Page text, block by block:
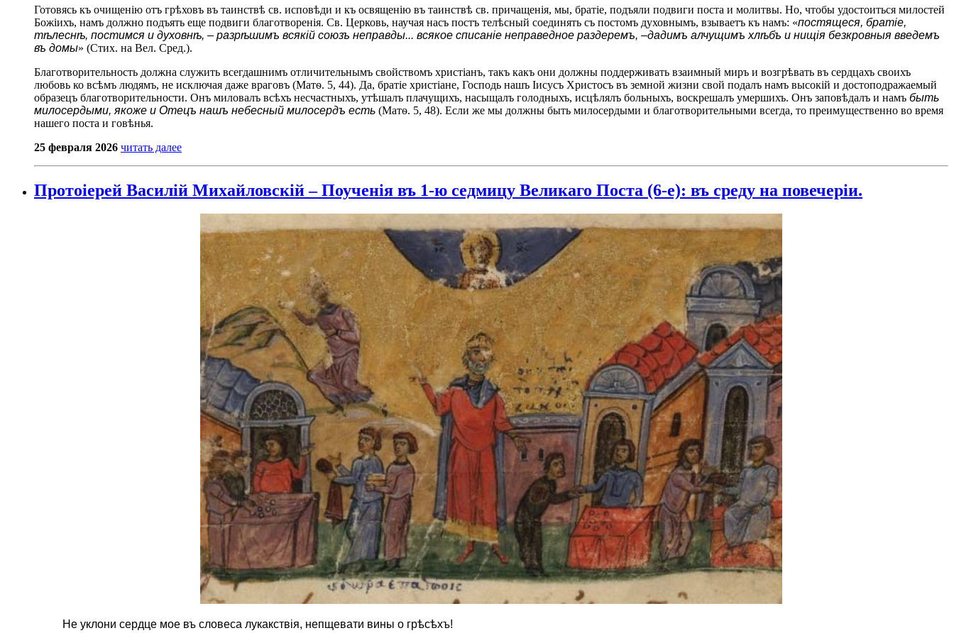
Готовясь къ очищенію отъ грѣховъ въ таинствѣ св. исповѣди и къ освященію въ таинствѣ св. причащенія, мы, братіе, подъяли подвиги поста и молитвы. Но, чтобы удостоиться милостей
Божіихъ, намъ должно подъять еще подвиги благотворенія. Св. Церковь, научая насъ постъ телѣсный соединять съ постомъ духовнымъ, взываетъ къ намъ: «постящеся, братіе,
тѣлеснѣ, постимся и духовнѣ, – разрѣшимъ всякій союзъ неправды... всякое списаніе неправедное раздеремъ, –дадимъ алчущимъ хлѣбъ и нищія безкровныя введемъ
въ домы» (Стих. на Вел. Сред.).
Благотворительность должна служить всегдашнимъ отличительнымъ свойствомъ христіанъ, такъ какъ они должны поддерживать взаимный миръ и возгрѣвать въ сердцахъ своихъ
любовь ко всѣмъ людямъ, не исключая даже враговъ (Матѳ. 5, 44). Да, братіе христіане, Господь нашъ Іисусъ Христосъ въ земной жизни свой подалъ намъ высокій и достоподражаемый
образецъ благотворительности. Онъ миловалъ всѣхъ несчастныхъ, утѣшалъ плачущихъ, насыщалъ голодныхъ, исцѣлялъ больныхъ, воскрешалъ умершихъ. Онъ заповѣдалъ и намъ быть
милосердыми, якоже и Отецъ нашъ небесный милосердъ есть (Матѳ. 5, 48). Если же мы должны быть милосердыми и благотворительными всегда, то преимущественно во время
нашего поста и говѣнья.
25 февраля 2026 читать далее
Протоіерей Василій Михайловскій – Поученія въ 1-ю седмицу Великаго Поста (6-е): въ среду на повечеріи.
Не уклони сердце мое въ словеса лукакствія, непщевати вины о грѣсѣхъ!